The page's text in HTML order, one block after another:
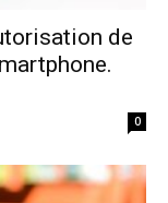
de
0